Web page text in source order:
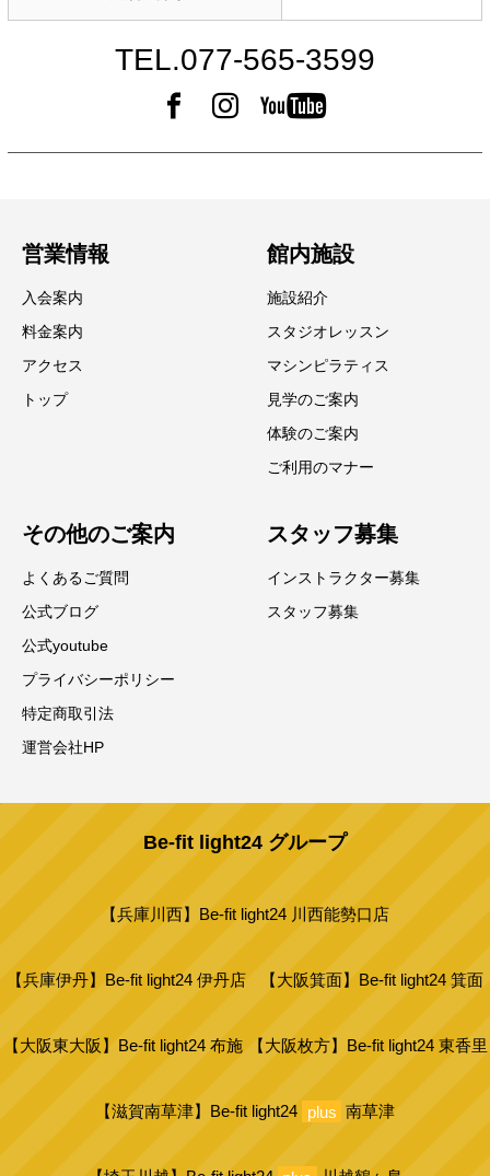
TEL.077-565-3599
営業情報
入会案内
料金案内
アクセス
トップ
館内施設
施設紹介
スタジオレッスン
マシンピラティス
見学のご案内
体験のご案内
ご利用のマナー
その他のご案内
よくあるご質問
公式ブログ
公式youtube
プライバシーポリシー
特定商取引法
運営会社HP
スタッフ募集
インストラクター募集
スタッフ募集
Be-fit light24 グループ
【兵庫川西】Be-fit light24 川西能勢口店
【兵庫伊丹】Be-fit light24 伊丹店 【大阪箕面】Be-fit light24 箕面
【大阪東大阪】Be-fit light24 布施 【大阪枚方】Be-fit light24 東香里
【滋賀南草津】Be-fit light24 plus 南草津